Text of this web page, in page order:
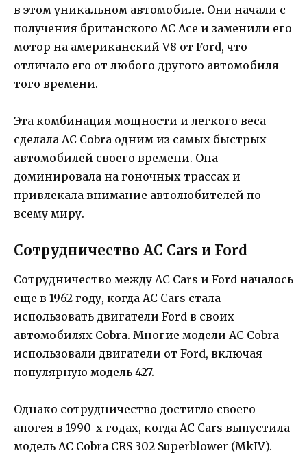
в этом уникальном автомобиле. Они начали с
получения британского AC Ace и заменили его
мотор на американский V8 от Ford, что
отличало его от любого другого автомобиля
того времени.
Эта комбинация мощности и легкого веса
сделала AC Cobra одним из самых быстрых
автомобилей своего времени. Она
доминировала на гоночных трассах и
привлекала внимание автолюбителей по
всему миру.
Сотрудничество AC Cars и Ford
Сотрудничество между AC Cars и Ford началось
еще в 1962 году, когда AC Cars стала
использовать двигатели Ford в своих
автомобилях Cobra. Многие модели AC Cobra
использовали двигатели от Ford, включая
популярную модель 427.
Однако сотрудничество достигло своего
апогея в 1990-х годах, когда AC Cars выпустила
модель AC Cobra CRS 302 Superblower (MkIV).